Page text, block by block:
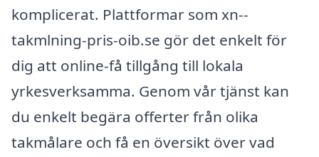
komplicerat. Plattformar som xn--
takmlning-pris-oib.se gör det enkelt för
dig att online-få tillgång till lokala
yrkesverksamma. Genom vår tjänst kan
du enkelt begära offerter från olika
takmålare och få en översikt över vad